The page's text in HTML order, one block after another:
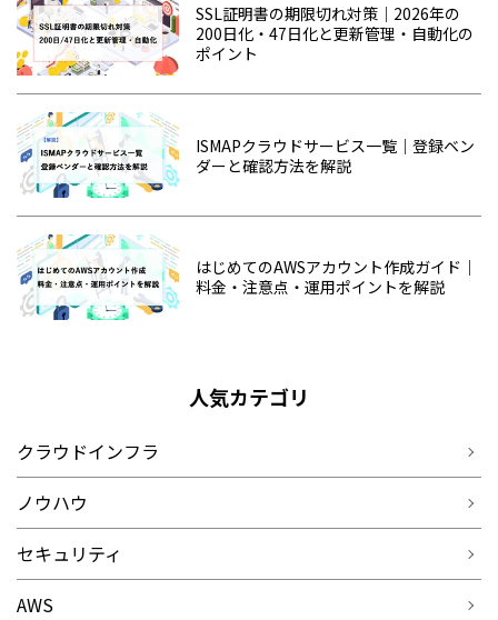
SSL証明書の期限切れ対策｜2026年の
200日化・47日化と更新管理・自動化の
ポイント
ISMAPクラウドサービス一覧｜登録ベン
ダーと確認方法を解説
はじめてのAWSアカウント作成ガイド｜
料金・注意点・運用ポイントを解説
人気カテゴリ
クラウドインフラ
ノウハウ
セキュリティ
AWS